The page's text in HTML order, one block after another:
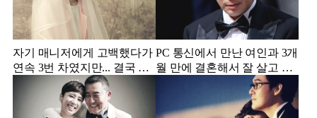
자기 매니저에게 고백했다가
연속 3번 차였지만... 결국 결
혼에 성공한 배우
PC 통신에서 만난 여인과 3개
월 만에 결혼해서 잘 살고 있